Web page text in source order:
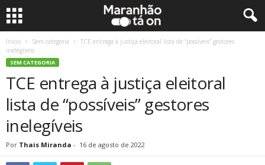
Início Sem categoria
TCE entrega à justiça eleitoral lista de “possíveis” gestores
inelegíveis
SEM CATEGORIA
TCE entrega à justiça eleitoral
lista de “possíveis” gestores
inelegíveis
Por Thais Miranda - 16 de agosto de 2022